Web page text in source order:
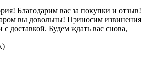
Благодарим вас за покупки и отзыв!
вы довольны! Приносим извинения
с доставкой. Будем ждать вас снова,